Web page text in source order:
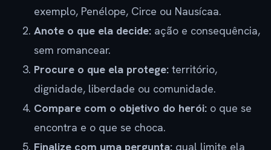
exemplo, Penélope, Circe ou Nausícaa.
Anote o que ela decide: ação e consequência,
sem romancear.
Procure o que ela protege: território,
dignidade, liberdade ou comunidade.
Compare com o objetivo do herói: o que se
encontra e o que se choca.
Finalize com uma pergunta: qual limite ela